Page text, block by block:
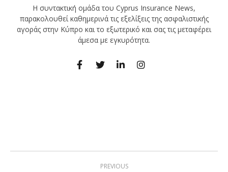
Η συντακτική ομάδα του Cyprus Insurance News,
παρακολουθεί καθημερινά τις εξελίξεις της ασφαλιστικής
αγοράς στην Κύπρο και το εξωτερικό και σας τις μεταφέρει
άμεσα με εγκυρότητα.
PREVIOUS